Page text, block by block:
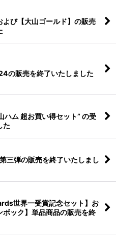
よび【大山ゴールド】の販売
の販売を終了いたしました
ハム 超お買い得セット” の受
た
三弾の販売を終了いたしまし
世界一受賞記念セット】お
ボック】単品商品の販売を終